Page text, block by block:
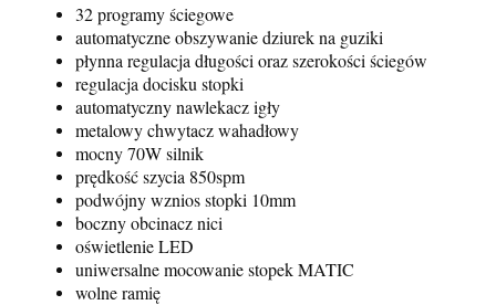
32 programy ściegowe
automatyczne obszywanie dziurek na guziki
płynna regulacja długości oraz szerokości ściegów
regulacja docisku stopki
automatyczny nawlekacz igły
metalowy chwytacz wahadłowy
mocny 70W silnik
prędkość szycia 850spm
podwójny wznios stopki 10mm
boczny obcinacz nici
oświetlenie LED
uniwersalne mocowanie stopek MATIC
wolne ramię